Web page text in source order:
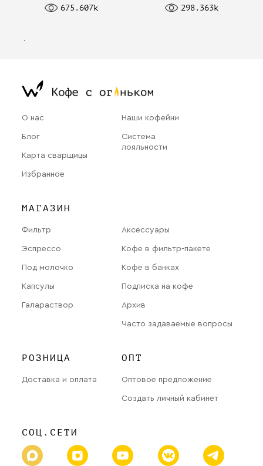
675.607k 298.363k
О нас
Блог
Карта сварщицы
Избранное
Наши кофейни
Система
лояльности
МАГАЗИН
Фильтр
Эспрессо
Под молочко
Капсулы
Галараствор
Аксессуары
Кофе в фильтр-пакете
Кофе в банках
Подписка на кофе
Архив
Часто задаваемые вопросы
РОЗНИЦА
Доставка и оплата
ОПТ
Оптовое предложение
Создать личный кабинет
СОЦ.СЕТИ